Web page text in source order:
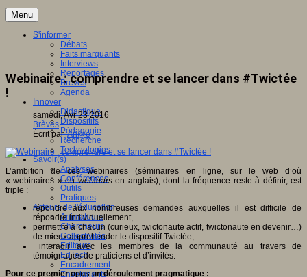
Menu
S'informer
Débats
Faits marquants
Interviews
Reportages
Brèves
Agenda
Innover
Didactique
Dispositifs
Pédagogie
Recherche
Technologies
Savoir(s)
Analyses
Conférences
Outils
Pratiques
Acteurs de l'éducation
Animateurs
Chercheurs
Collectivités
Editeurs
EdTech
Encadrement
Enseignants
Webinaire : comprendre et se lancer dans #Twictée
!
samedi, Avr 23 2016
Brèves
Écrit parAn@é
L’ambition de ces webinaires (séminaires en ligne, sur le web d’où
« webinaires » ouwebinarsen anglais), dont la fréquence reste à définir, est
triple :
répondre aux nombreuses demandes auxquelles il est difficile de
répondre individuellement,
permettre à chacun (curieux, twictonaute actif, twictonaute en devenir…)
de mieux appréhender le dispositif Twictée,
interagir avec les membres de la communauté au travers de
témoignages de praticiens et d’invités.
Pour ce premier opus un déroulement pragmatique :